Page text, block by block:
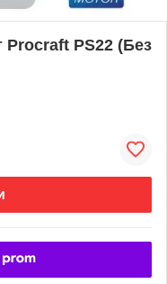
Procraft PS22 (Без